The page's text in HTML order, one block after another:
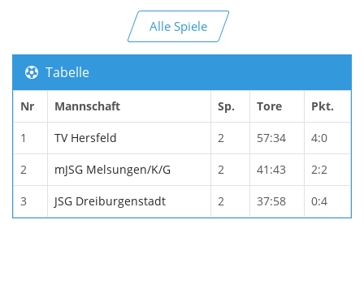
Alle Spiele
Tabelle
Nr Mannschaft Sp. Tore Pkt.
1 TV Hersfeld 2 57:34 4:0
2 mJSG Melsungen/K/G 2 41:43 2:2
3 JSG Dreiburgenstadt 2 37:58 0:4